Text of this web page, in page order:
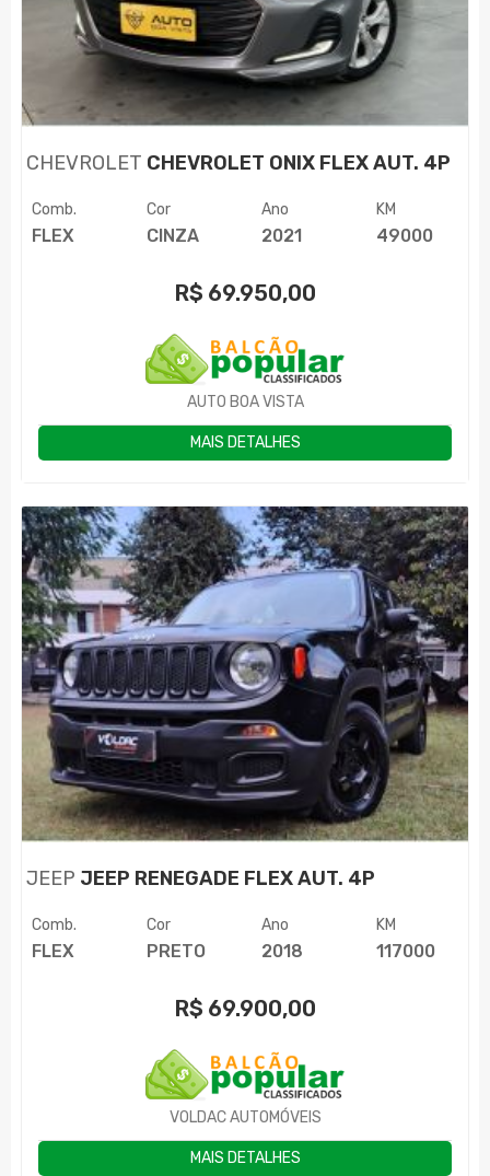
CHEVROLET CHEVROLET ONIX FLEX AUT. 4P
Comb.
FLEX
Cor
CINZA
Ano
2021
KM
49000
R$ 69.950,00
AUTO BOA VISTA
MAIS DETALHES
JEEP JEEP RENEGADE FLEX AUT. 4P
Comb.
FLEX
Cor
PRETO
Ano
2018
KM
117000
R$ 69.900,00
VOLDAC AUTOMÓVEIS
MAIS DETALHES